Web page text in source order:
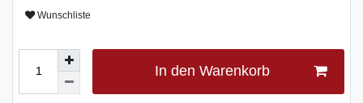
Wunschliste
In den Warenkorb